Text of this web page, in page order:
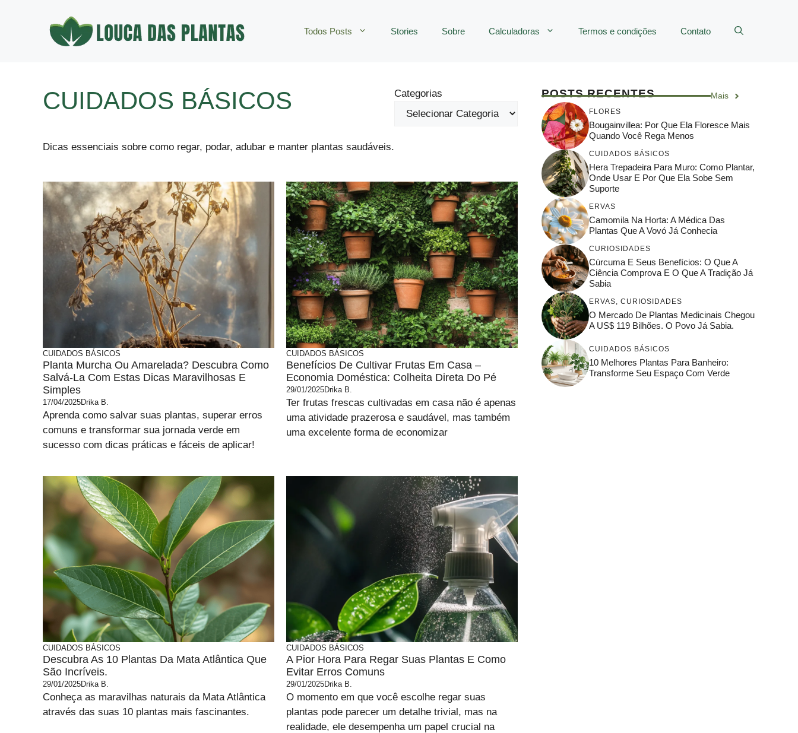
Todos Posts Stories Sobre Calculadoras Termos e condições Contato
CUIDADOS BÁSICOS Categorias
Dicas essenciais sobre como regar, podar, adubar e manter plantas saudáveis.
CUIDADOS BÁSICOS
Planta Murcha Ou Amarelada? Descubra Como
Salvá-La Com Estas Dicas Maravilhosas E
Simples
17/04/2025Drika B.
Aprenda como salvar suas plantas, superar erros
comuns e transformar sua jornada verde em
sucesso com dicas práticas e fáceis de aplicar!
CUIDADOS BÁSICOS
Benefícios De Cultivar Frutas Em Casa –
Economia Doméstica: Colheita Direta Do Pé
29/01/2025Drika B.
Ter frutas frescas cultivadas em casa não é apenas
uma atividade prazerosa e saudável, mas também
uma excelente forma de economizar
CUIDADOS BÁSICOS
Descubra As 10 Plantas Da Mata Atlântica Que
São Incríveis.
29/01/2025Drika B.
Conheça as maravilhas naturais da Mata Atlântica
através das suas 10 plantas mais fascinantes.
CUIDADOS BÁSICOS
A Pior Hora Para Regar Suas Plantas E Como
Evitar Erros Comuns
29/01/2025Drika B.
O momento em que você escolhe regar suas
plantas pode parecer um detalhe trivial, mas na
realidade, ele desempenha um papel crucial na
POSTS RECENTES Mais
FLORES
Bougainvillea: Por Que Ela Floresce Mais
Quando Você Rega Menos
CUIDADOS BÁSICOS
Hera Trepadeira Para Muro: Como Plantar,
Onde Usar E Por Que Ela Sobe Sem
Suporte
ERVAS
Camomila Na Horta: A Médica Das
Plantas Que A Vovó Já Conhecia
CURIOSIDADES
Cúrcuma E Seus Benefícios: O Que A
Ciência Comprova E O Que A Tradição Já
Sabia
ERVAS CURIOSIDADES
O Mercado De Plantas Medicinais Chegou
A US$ 119 Bilhões. O Povo Já Sabia.
CUIDADOS BÁSICOS
10 Melhores Plantas Para Banheiro:
Transforme Seu Espaço Com Verde